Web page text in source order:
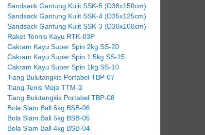
Sandsack Gantung Kulit SSK-5 (D38x150cm)
Sandsack Gantung Kulit SSK-4 (D35x125cm)
Sandsack Gantung Kulit SSK-3 (D30x100cm)
Raket Tonnis Kayu RTK-03P
Cakram Kayu Super Spin 2kg SS-20
Cakram Kayu Super Spin 1.5kg SS-15
Cakram Kayu Super Spin 1kg SS-10
Tiang Bulutangkis Portabel TBP-07
Tiang Tenis Meja TTM-3
Tiang Bulutangkis Portabel TBP-08
Bola Slam Ball 6kg BSB-06
Bola Slam Ball 5kg BSB-05
Bola Slam Ball 4kg BSB-04